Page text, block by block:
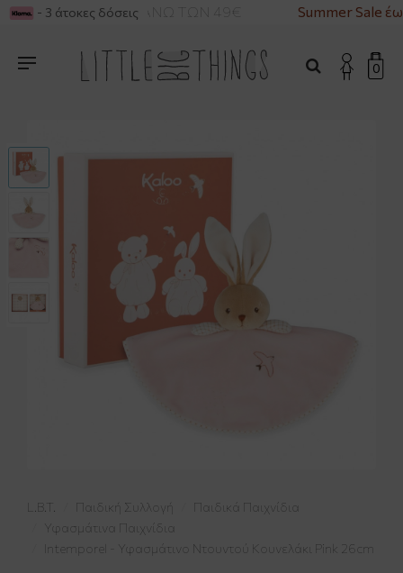
ΓΙΑ ΑΓΟΡΕΣ ΑΝΩ ΤΩΝ 49€ Summer Sale
- 3 άτοκες δόσεις
0
L.B.T. Παιδική Συλλογή
Παιδικά Παιχνίδια
Υφασμάτινα Παιχνίδια
Intemporel - Υφασμάτινο Ντουντού Κουνελάκι Pink 26cm